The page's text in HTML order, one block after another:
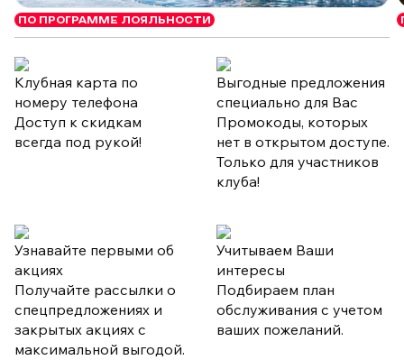
ПО ПРОГРАММЕ ЛОЯЛЬНОСТИ
Клубная карта по
номеру телефона
Доступ к скидкам
всегда под рукой!
Выгодные предложения
специально для Вас
Промокоды, которых
нет в открытом доступе.
Только для участников
клуба!
Узнавайте первыми об
акциях
Получайте рассылки о
спецпредложениях и
закрытых акциях с
максимальной выгодой.
Учитываем Ваши
интересы
Подбираем план
обслуживания с учетом
ваших пожеланий.